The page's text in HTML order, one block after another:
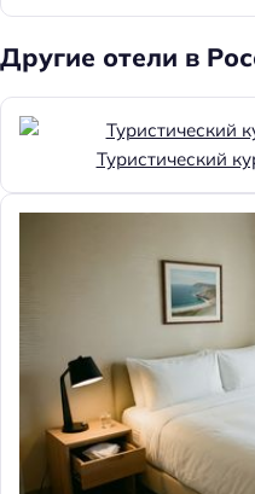
Услуги
Массаж
Достижения
Хорошее место
Особенности
Бассейн
Парковка
Кондиционер в номере
Другие отели в
Туристический